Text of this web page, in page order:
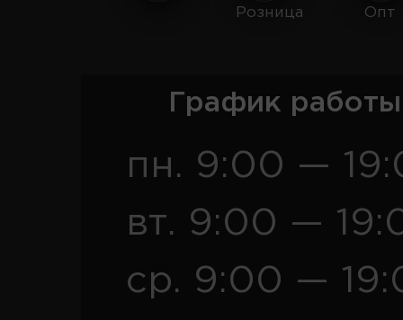
Розница Опт
График
пн. 9:00 —
вт. 9:00 —
ср. 9:00 —